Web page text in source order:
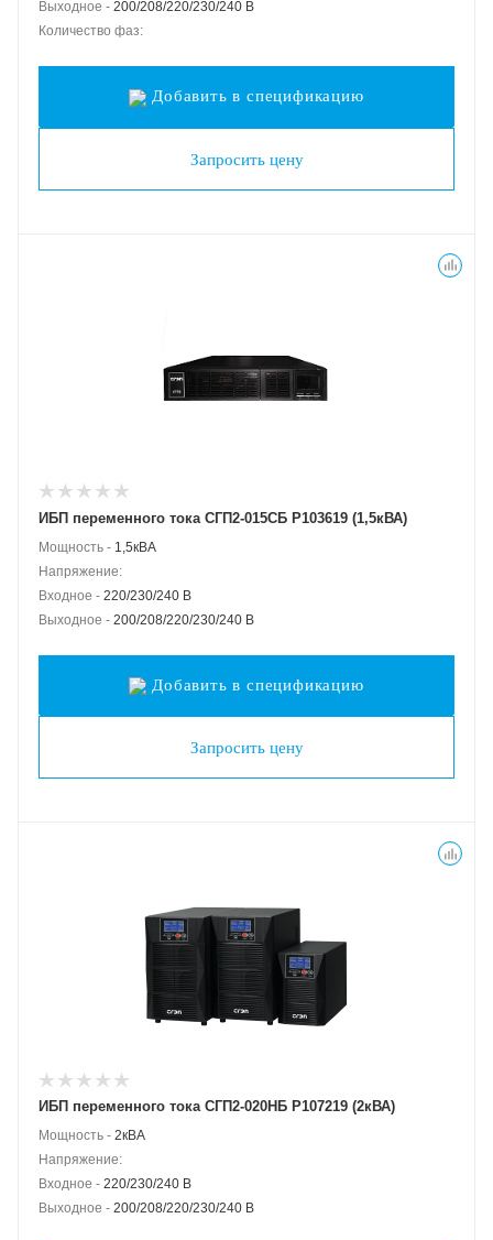
Выходное - 200/208/220/230/240 В
Количество фаз:
Добавить в спецификацию
Запросить цену
ИБП переменного тока СГП2-015СБ Р103619 (1,5кВА)
Мощность - 1,5кВА
Напряжение:
Входное - 220/230/240 В
Выходное - 200/208/220/230/240 В
Добавить в спецификацию
Запросить цену
ИБП переменного тока СГП2-020НБ Р107219 (2кВА)
Мощность - 2кВА
Напряжение:
Входное - 220/230/240 В
Выходное - 200/208/220/230/240 В